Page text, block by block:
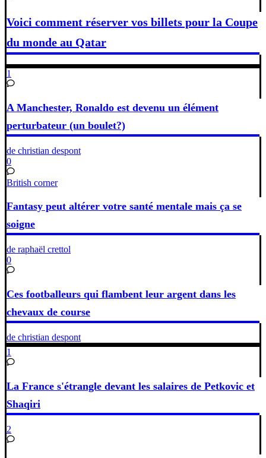
Voici comment réserver vos billets pour la Coupe
du monde au Qatar
1
A Manchester, Ronaldo est devenu un élément
perturbateur (un boulet?)
de christian despont
0
British corner
Fantasy peut altérer votre santé mentale mais ça se
soigne
de raphaël crettol
0
Ces footballeurs qui flambent leur argent dans les
chevaux de course
de christian despont
1
La France s'étrangle devant les salaires de Petkovic et
Shaqiri
2